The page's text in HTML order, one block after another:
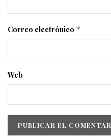
Correo electrónico *
Web